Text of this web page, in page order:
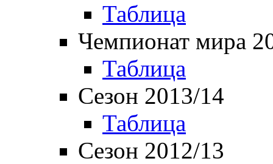
Таблица
Чемпионат мира
Таблица
Сезон 2013/14
Таблица
Сезон 2012/13